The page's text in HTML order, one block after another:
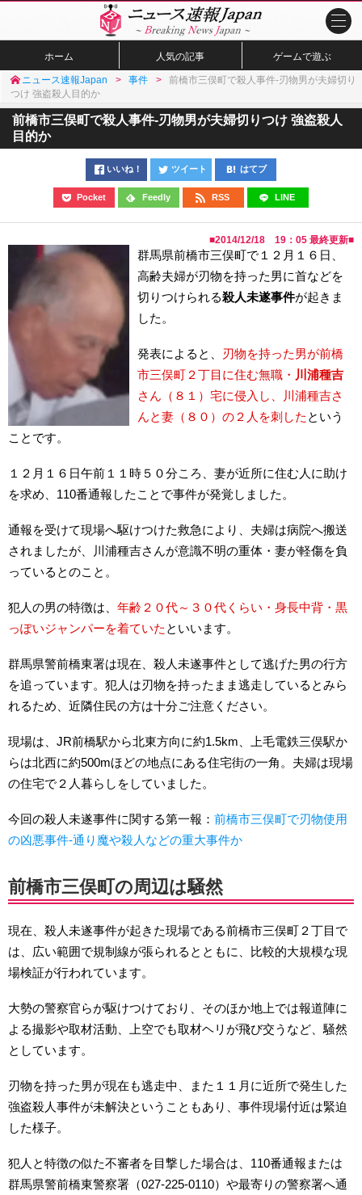
ホーム 人気の記事 ゲームで遊ぶ
ニュース速報Japan 事件
前橋市三俣町で殺人事件-刃物男が夫婦切り
つけ 強盗殺人目的か
前橋市三俣町で殺人事件-刃物男が夫婦切りつけ 強盗殺人
目的か
いいね！ ツイート はてブ
Pocket Feedly RSS LINE
■2014/12/18 19：05 最終更新■
群馬県前橋市三俣町で１２月１６日、
高齢夫婦が刃物を持った男に首などを
切りつけられる殺人未遂事件が起きま
した。
発表によると、
刃物を持った男が前橋
市三俣町２丁目に住む無職・ 川浦種吉
さん（８１）宅に侵入し、川浦種吉さ
んと妻（８０）の２人を刺した という
ことです。
１２月１６日午前１１時５０分ころ、妻が近所に住む人に助け
を求め、110番通報したことで事件が発覚しました。
通報を受けて現場へ駆けつけた救急により、夫婦は病院へ搬送
されましたが、川浦種吉さんが意識不明の重体・妻が軽傷を負
っているとのこと。
犯人の男の特徴は、 年齢２０代～３０代くらい・身長中背・黒
っぽいジャンパーを着ていた といいます。
群馬県警前橋東署は現在、殺人未遂事件として逃げた男の行方
を追っています。犯人は刃物を持ったまま逃走しているとみら
れるため、近隣住民の方は十分ご注意ください。
現場は、JR前橋駅から北東方向に約1.5km、上毛電鉄三俣駅か
らは北西に約500mほどの地点にある住宅街の一角。夫婦は現場
の住宅で２人暮らしをしていました。
今回の殺人未遂事件に関する第一報： 前橋市三俣町で刃物使用
の凶悪事件-通り魔や殺人などの重大事件か
前橋市三俣町の周辺は騒然
現在、殺人未遂事件が起きた現場である前橋市三俣町２丁目で
は、広い範囲で規制線が張られるとともに、比較的大規模な現
場検証が行われています。
大勢の警察官らが駆けつけており、そのほか地上では報道陣に
よる撮影や取材活動、上空でも取材ヘリが飛び交うなど、騒然
としています。
刃物を持った男が現在も逃走中、また１１月に近所で発生した
強盗殺人事件が未解決ということもあり、事件現場付近は緊迫
した様子。
犯人と特徴の似た不審者を目撃した場合は、110番通報または
群馬県警前橋東警察署（027-225-0110）や最寄りの警察署へ通